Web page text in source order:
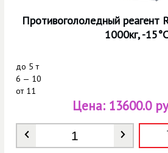
Противогололедный реагент
1000кг, -15°C
до 5 т
6 — 10
от11
Количество
Цена: 13600.0